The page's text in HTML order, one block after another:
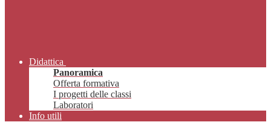
Didattica
Panoramica
Offerta formativa
I progetti delle classi
Laboratori
Info utili